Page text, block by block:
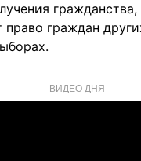
право граждан
ВИДЕО ДНЯ